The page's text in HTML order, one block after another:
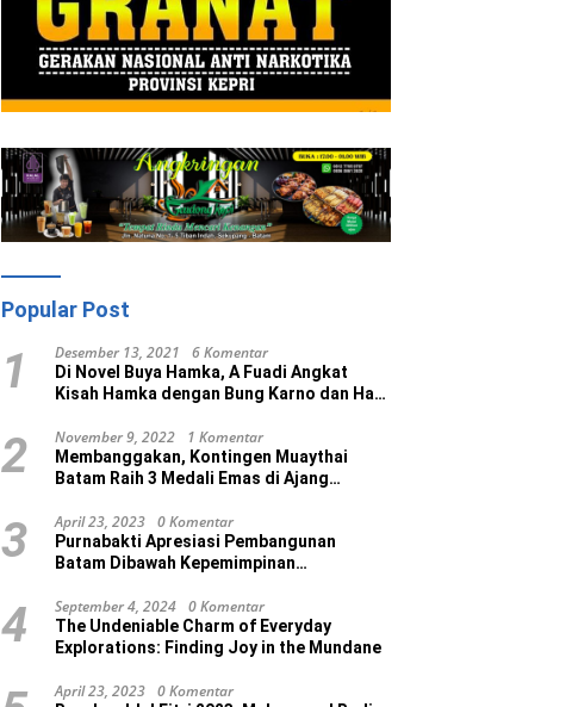
Popular Post
1 Desember 13, 2021 6 Komentar
Di Novel Buya Hamka, A Fuadi Angkat
Kisah Hamka dengan Bung Karno dan Haji
2 November 9, 2022 1 Komentar
Membanggakan, Kontingen Muaythai
Batam Raih 3 Medali Emas di Ajang
3 April 23, 2023 0 Komentar
Purnabakti Apresiasi Pembangunan
Batam Dibawah Kepemimpinan
4 September 4, 2024 0 Komentar
The Undeniable Charm of Everyday
Explorations: Finding Joy in the Mundane
April 23, 2023 0 Komentar